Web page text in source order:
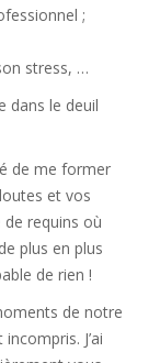
;
stress, …
dans le deuil
de me former
et vos
requins où
plus en plus
de rien !
de notre
J’ai